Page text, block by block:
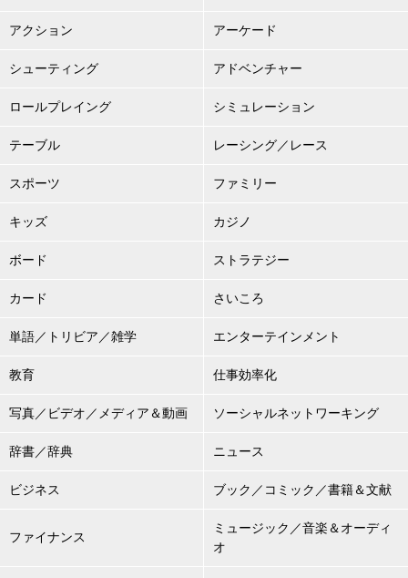
アクション アーケード
シューティング アドベンチャー
ロールプレイング シミュレーション
テーブル レーシング／レース
スポーツ ファミリー
キッズ カジノ
ボード ストラテジー
カード さいころ
単語／トリビア／雑学 エンターテインメント
教育 仕事効率化
写真／ビデオ／メディア＆動画 ソーシャルネットワーキング
辞書／辞典 ニュース
ビジネス ブック／コミック／書籍＆文献
ファイナンス
ミュージック／音楽＆オーディ
オ